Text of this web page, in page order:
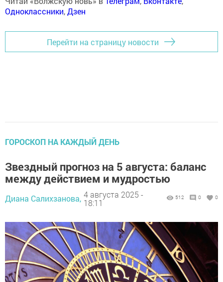
Одноклассники,Дзен
Перейти на страницу новости
ГОРОСКОП НА КАЖДЫЙ ДЕНЬ
Звездный прогноз на 5 августа: баланс
между действием и мудростью
Диана Салихзанова, 4 августа 2025 -
18:11
512 0 0